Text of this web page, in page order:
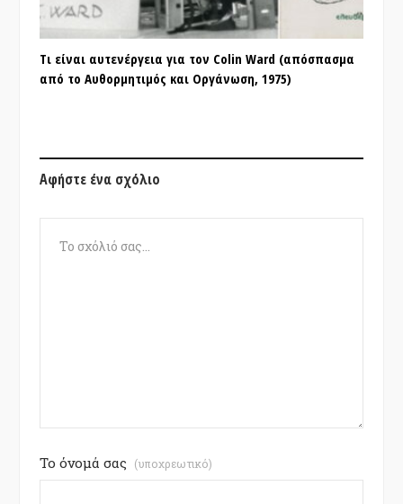
Τι είναι αυτενέργεια για τον Colin Ward (απόσπασμα
από το Αυθορμητιμός και Οργάνωση, 1975)
Αφήστε ένα σχόλιο
Το όνομά σας (υποχρεωτικό)